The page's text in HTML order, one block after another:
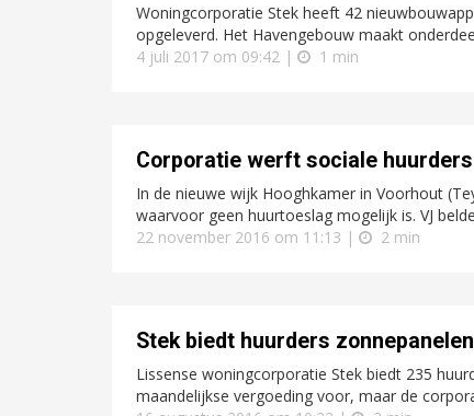
Woningcorporatie Stek heeft 42
opgeleverd. Het Havengebouw maakt
4 juli 2017 om 09:42 |
1 min
Corporatie werft sociale
In de nieuwe wijk Hooghkamer in Voorhout
waarvoor geen huurtoeslag mogelijk is. VJ
22 november 2016 om 11:13 |
2 min
Stek biedt huurders zonnepanelen
Lissense woningcorporatie Stek biedt 235
maandelijkse vergoeding voor, maar de